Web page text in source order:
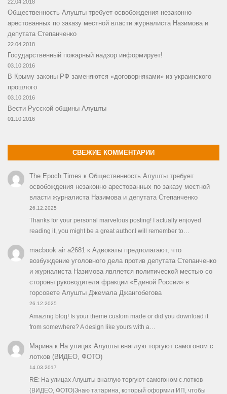
22.04.2018
Общественность Алушты требует освобождения незаконно
арестованных по заказу местной власти журналиста Назимова и
депутата Степанченко
22.04.2018
Государственный пожарный надзор информирует!
03.10.2016
В Крыму законы РФ заменяются «договорняками» из украинского
прошлого
03.10.2016
Вести Русской общины Алушты
01.10.2016
СВЕЖИЕ КОММЕНТАРИИ
The Epoch Times к Общественность Алушты требует
освобождения незаконно арестованных по заказу местной
власти журналиста Назимова и депутата Степанченко
26.12.2025
Thanks for your personal marvelous posting! I actually enjoyed
reading it, you might be a great author.I will remember to…
macbook air a2681к Адвокаты предполагают, что
возбуждение уголовного дела против депутата Степанченко
и журналиста Назимова является политической местью со
стороны руководителя фракции «Единой России» в
горсовете Алушты Джемала Джангобегова
26.12.2025
Amazing blog! Is your theme custom made or did you download it
from somewhere? A design like yours with a…
Маринак На улицах Алушты внаглую торгуют самогоном с
лотков (ВИДЕО, ФОТО)
14.03.2017
RE: На улицах Алушты внаглую торгуют самогоном с лотков
(ВИДЕО, ФОТО)Знаю татарина, который оформил ИП, чтобы